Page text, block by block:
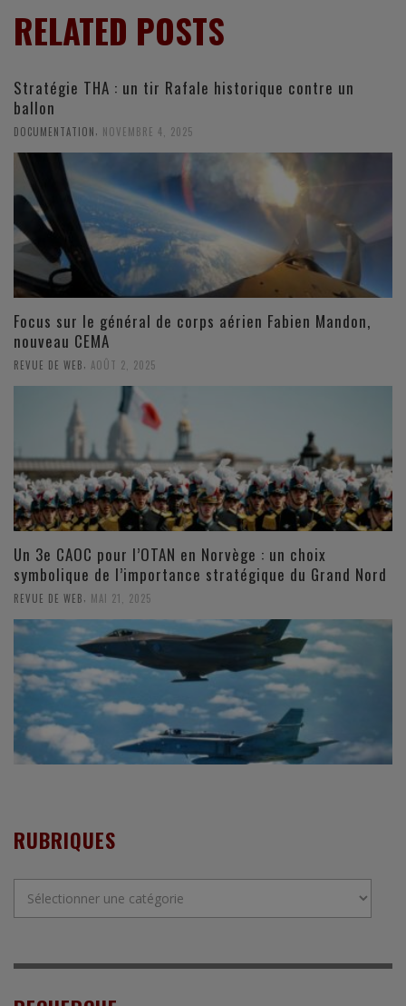
RELATED POSTS
Stratégie THA : un tir Rafale historique contre un
ballon
DOCUMENTATION, NOVEMBRE 4, 2025
Focus sur le général de corps aérien Fabien Mandon,
nouveau CEMA
REVUE DE WEB AOÛT 2, 2025
Un 3e CAOC pour l’OTAN en Norvège : un choix
symbolique de l’importance stratégique du Grand Nord
REVUE DE WEB MAI 21, 2025
RUBRIQUES